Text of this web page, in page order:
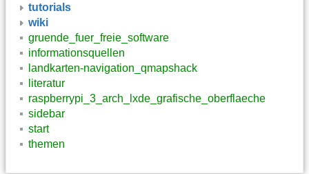
tutorials
wiki
gruende_fuer_freie_software
informationsquellen
landkarten-navigation_qmapshack
literatur
raspberrypi_3_arch_lxde_grafische_oberflaeche
sidebar
start
themen